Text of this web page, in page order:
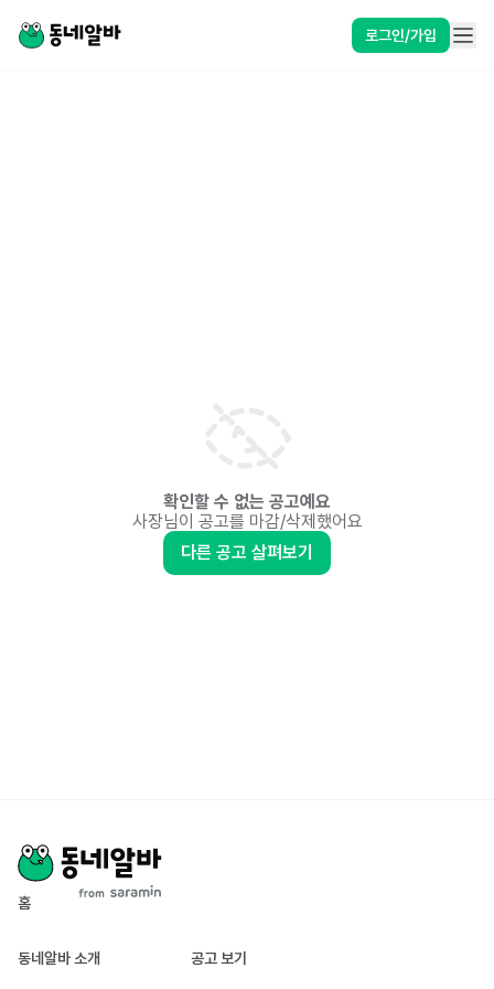
로그인/가입
확인할 수 없는 공고예요
사장님이 공고를 마감/삭제했어요
다른 공고 살펴보기
홈
동네알바 소개 공고 보기